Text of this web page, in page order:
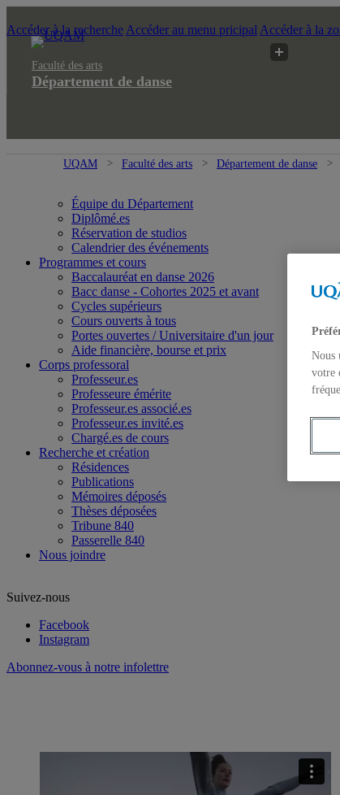
Accéder à la recherche Accéder au menu pricipal Accéder à la
Faculté des arts
Département de danse
UQAM Faculté des arts Département de danse
Équipe du Département
Diplômé.es
Réservation de studios
Calendrier des événements
Programmes et cours
Baccalauréat en danse 2026
Bacc danse - Cohortes 2025 et avant
Cycles supérieurs
Cours ouverts à tous
Portes ouvertes / Universitaire d'un jour
Aide financière, bourse et prix
Corps professoral
Professeur.es
Professeure émérite
Professeur.es associé.es
Professeur.es invité.es
Chargé.es de cours
Recherche et création
Résidences
Publications
Mémoires déposés
Thèses déposées
Tribune 840
Passerelle 840
Nous joindre
Suivez-nous
Facebook
Instagram
Abonnez-vous à notre infolettre
Nous
votre